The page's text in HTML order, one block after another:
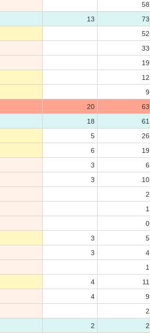
58
13 73
52
33
19
12
9
20 63
18 61
5 26
6 19
3 6
3 10
2
1
0
3 5
3 4
1
4 11
4 9
2
2 2